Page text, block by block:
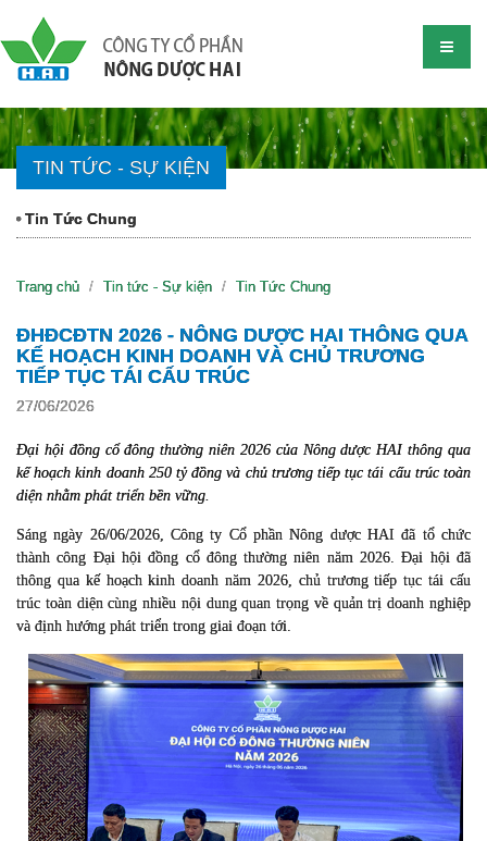
TIN TỨC - SỰ KIỆN
Tin Tức Chung
Trang chủ Tin tức - Sự kiện Tin Tức Chung
ĐHĐCĐTN 2026 - NÔNG DƯỢC HAI THÔNG QUA
KẾ HOẠCH KINH DOANH VÀ CHỦ TRƯƠNG
TIẾP TỤC TÁI CẤU TRÚC
27/06/2026
Đại hội đồng cổ đông thường niên 2026 của Nông dược HAI thông qua
kế hoạch kinh doanh 250 tỷ đồng và chủ trương tiếp tục tái cấu trúc toàn
diện nhằm phát triển bền vững.
Sáng ngày 26/06/2026, Công ty Cổ phần Nông dược HAI đã tổ chức
thành công Đại hội đồng cổ đông thường niên năm 2026. Đại hội đã
thông qua kế hoạch kinh doanh năm 2026, chủ trương tiếp tục tái cấu
trúc toàn diện cùng nhiều nội dung quan trọng về quản trị doanh nghiệp
và định hướng phát triển trong giai đoạn tới.